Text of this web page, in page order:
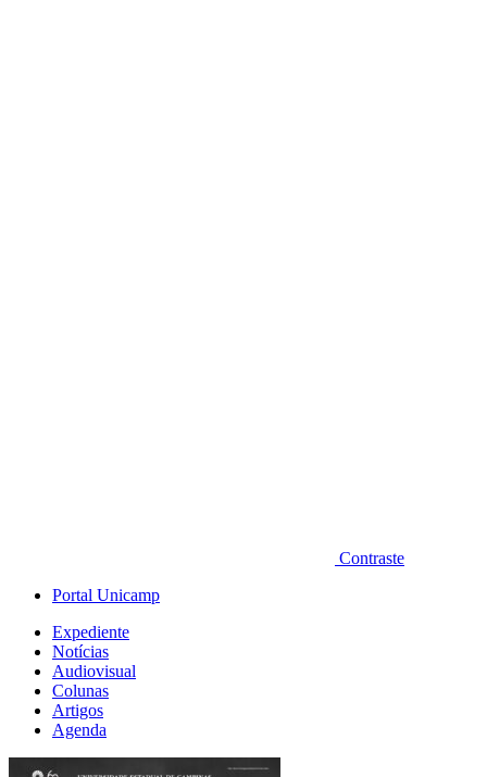
Contraste
Portal Unicamp
Expediente
Notícias
Audiovisual
Colunas
Artigos
Agenda